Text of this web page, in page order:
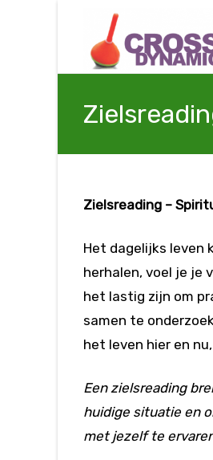
Zielsreading –
Het dagelijks leven
herhalen, voel je je
het lastig zijn om
samen te
het leven hier en
Een zielsreading
huidige situatie en
met jezelf te